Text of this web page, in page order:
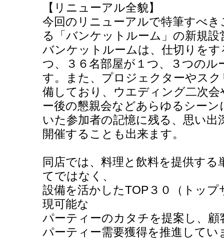
【リニューアル全貌】
今回のリニューアルで特筆すべ
る「バンケットルーム」の新規
バンケットルームは、仕切りを
つ、３６名部屋が１つ、３つの
す。また、プロジェクターやス
備しており、ウエディング二次
ー後の懇親会などあらゆるシー
いた参加者の記憶に残る、思い
開催することも出来ます。
同店では、料理と飲料を提供す
てではなく、
設備を活かしたTOP３０（トッ
現可能な
パーティーのカタチを提案し、顧
パーティー需要獲得を推進してい